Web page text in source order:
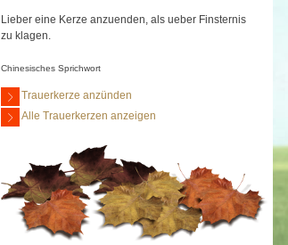
Lieber eine Kerze anzuenden, als ueber Finsternis
zu klagen.
Chinesisches Sprichwort
Trauerkerze anzünden
Alle Trauerkerzen anzeigen